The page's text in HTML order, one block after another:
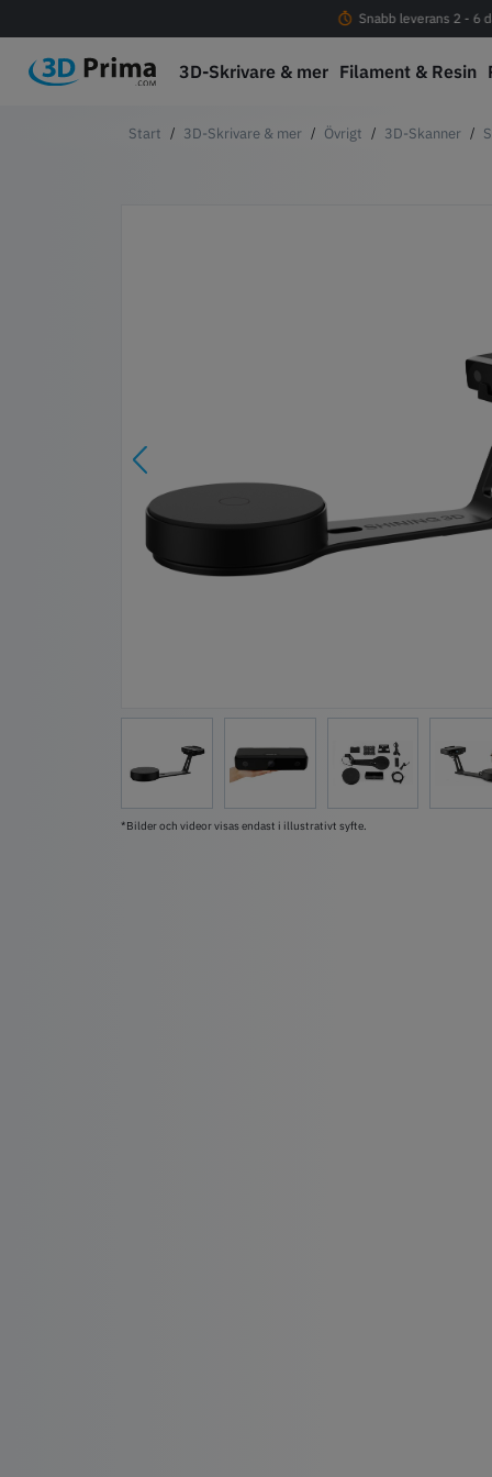
Snabb leverans 2 - 6
3D-Skrivare & mer Filament & Resin
3D-Skrivare & mer Övrigt 3D-Skanner
*Bilder och videor visas endast i illustrativt syfte.